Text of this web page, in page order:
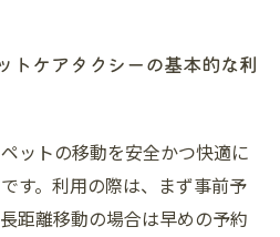
トケアタクシーの基本的な利
ットの移動を安全かつ快適に
す。利用の際は、まず事前予
距離移動の場合は早めの予約